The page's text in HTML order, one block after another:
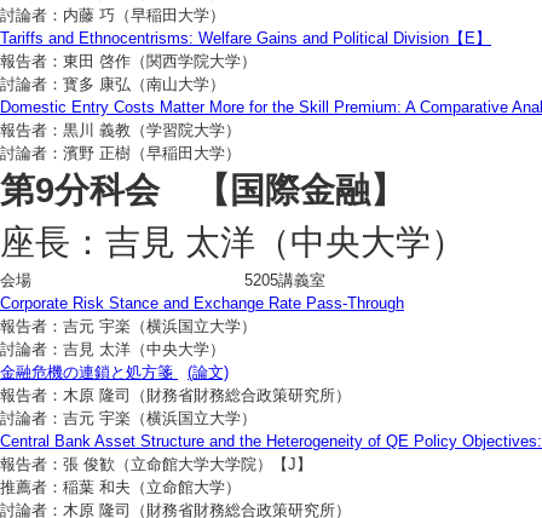
討論者：内藤 巧（早稲田大学）
Tariffs and Ethnocentrisms: Welfare Gains and Political Division【E】
報告者：東田 啓作（関西学院大学）
討論者：寳多 康弘（南山大学）
Domestic Entry Costs Matter More for the Skill Premium: A Comparative
報告者：黒川 義教（学習院大学）
討論者：濱野 正樹（早稲田大学）
第9分科会 【国際金融】
座長：吉見 太洋（中央大学）
会場
5205講義室
Corporate Risk Stance and Exchange Rate Pass-Through
報告者：吉元 宇楽（横浜国立大学）
討論者：吉見 太洋（中央大学）
金融危機の連鎖と処方箋
(論文)
報告者：木原 隆司（財務省財務総合政策研究所）
討論者：吉元 宇楽（横浜国立大学）
Central Bank Asset Structure and the Heterogeneity of QE Policy
報告者：張 俊歓（立命館大学大学院）【J】
推薦者：稲葉 和夫（立命館大学）
討論者：木原 隆司（財務省財務総合政策研究所）